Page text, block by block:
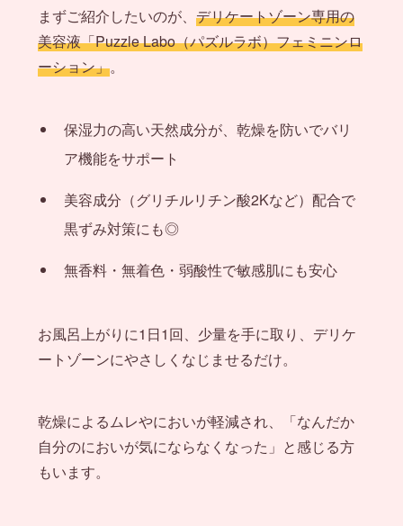
まずご紹介したいのが、 デリケートゾーン専用の
美容液「Puzzle Labo（パズルラボ）フェミニンロ
ーション」。
保湿力の高い天然成分が、乾燥を防いでバリ
ア機能をサポート
美容成分（グリチルリチン酸2Kなど）配合で
黒ずみ対策にも◎
無香料・無着色・弱酸性で敏感肌にも安心
お風呂上がりに1日1回、少量を手に取り、デリケ
ートゾーンにやさしくなじませるだけ。
乾燥によるムレやにおいが軽減され、「なんだか
自分のにおいが気にならなくなった」と感じる方
もいます。